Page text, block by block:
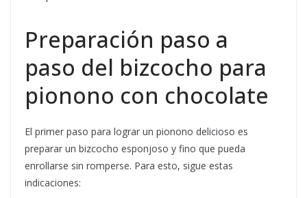
Preparación paso a
paso del bizcocho para
pionono con chocolate
El primer paso para lograr un pionono delicioso es
preparar un bizcocho esponjoso y fino que pueda
enrollarse sin romperse. Para esto, sigue estas
indicaciones: